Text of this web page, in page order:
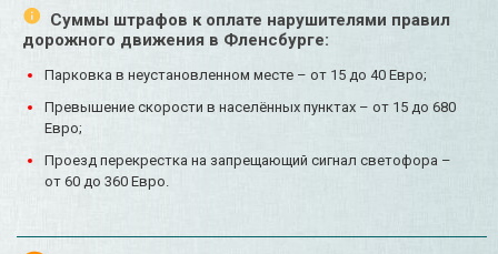
Суммы штрафов к оплате нарушителями правил
дорожного движения в Фленсбурге:
Парковка в неустановленном месте – от 15 до 40 Евро;
Превышение скорости в населённых пунктах – от 15 до 680
Евро;
Проезд перекрестка на запрещающий сигнал светофора –
от 60 до 360 Евро.